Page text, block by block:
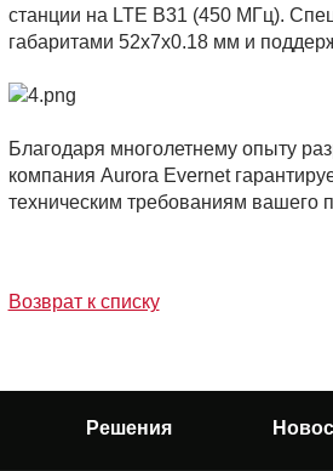
станции на LTE B31 (450 МГц).
габаритами 52х7х0.18 мм и
Благодаря многолетнему опыту
компания Aurora Evernet
техническим требованиям вашего
Возврат к списку
Решения